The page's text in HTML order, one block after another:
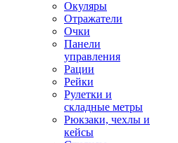
Окуляры
Отражатели
Очки
Панели
управления
Рации
Рейки
Рулетки и
складные метры
Рюкзаки, чехлы и
кейсы